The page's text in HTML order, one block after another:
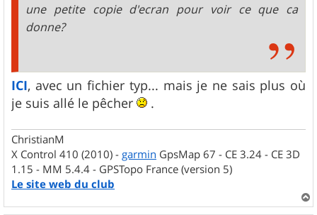
une petite copie d'ecran pour voir ce que ca
donne?
ICI, avec un fichier typ... mais je ne sais plus où
je suis allé le pêcher
.
ChristianM
X Control 410 (2010) - garmin GpsMap 67 - CE 3.24 - CE 3D
1.15 - MM 5.4.4 - GPSTopo France (version 5)
Le site web du club
a